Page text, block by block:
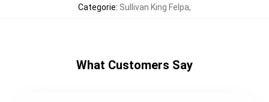
Categorie: Sullivan King Felpa,
What Customers Say